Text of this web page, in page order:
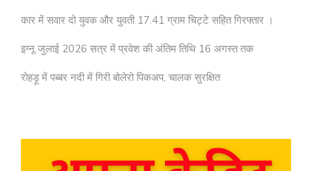
कार में सवार दो युवक और युवती 17.41 ग्राम चिट्टे सहित गिरफ्तार ।
इग्नू जुलाई 2026 सत्र में प्रवेश की अंतिम तिथि 16 अगस्त तक
रोहड़ू में पब्बर नदी में गिरी बोलेरो पिकअप, चालक सुरक्षित